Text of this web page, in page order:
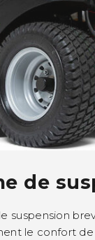
de
suspension
le confort de